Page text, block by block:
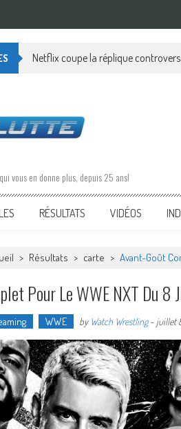
Netflix coupe la réplique
vous en donne plus, depuis 25 ans!
RÉSULTATS VIDÉOS
> Résultats > carte > Avant-Goût
Pour Le WWE NXT Du
WWE by Watch Wrestling- juillet